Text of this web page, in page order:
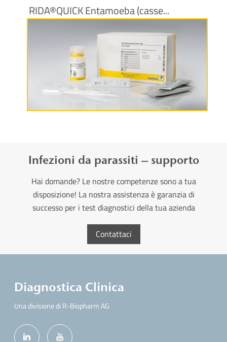
RIDA®QUICK Entamoeba (casse...
Maggiori informazioni
Infezioni da parassiti – supporto
Hai domande? Le nostre competenze sono a tua
disposizione! La nostra assistenza è garanzia di
successo per i test diagnostici della tua azienda
Contattaci
Diagnostica Clinica
Una divisione di R-Biopharm AG